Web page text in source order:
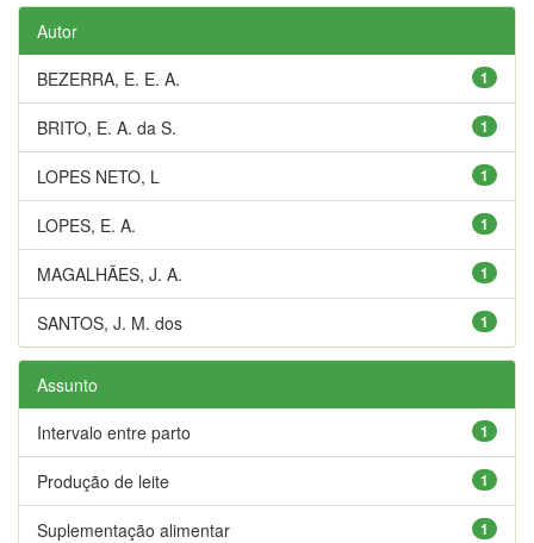
Autor
1
BEZERRA, E. E. A.
1
BRITO, E. A. da S.
1
LOPES NETO, L
1
LOPES, E. A.
1
MAGALHÃES, J. A.
1
SANTOS, J. M. dos
Assunto
1
Intervalo entre parto
1
Produção de leite
1
Suplementação alimentar